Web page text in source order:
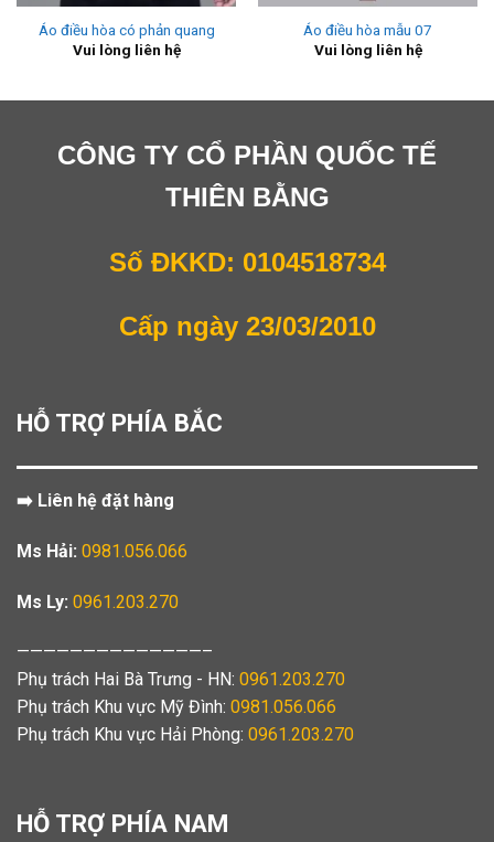
Áo điều hòa có phản quang
Vui lòng liên hệ
Áo điều hòa mẫu 07
Vui lòng liên hệ
CÔNG TY CỔ PHẦN QUỐC TẾ
THIÊN BẰNG
Số ĐKKD: 0104518734
Cấp ngày 23/03/2010
HỖ TRỢ PHÍA BẮC
➡️ Liên hệ đặt hàng
Ms Hải: 0981.056.066
Ms Ly: 0961.203.270
——————————————–
Phụ trách Hai Bà Trưng - HN: 0961.203.270
Phụ trách Khu vực Mỹ Đình: 0981.056.066
Phụ trách Khu vực Hải Phòng: 0961.203.270
HỖ TRỢ PHÍA NAM